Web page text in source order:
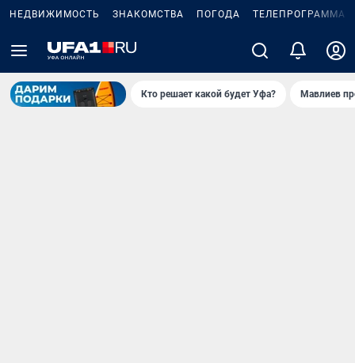
НЕДВИЖИМОСТЬ ЗНАКОМСТВА ПОГОДА ТЕЛЕПРОГРАММА
Кто решает какой будет Уфа? Мавлиев